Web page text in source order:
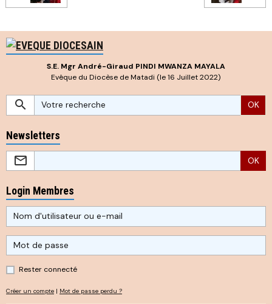
S.E. Mgr André-Giraud PINDI MWANZA MAYALA
Evêque du Diocèse de Matadi (le 16 Juillet 2022)
OK
Newsletters
OK
Login Membres
Rester connecté
Créer un compte | Mot de passe perdu ?